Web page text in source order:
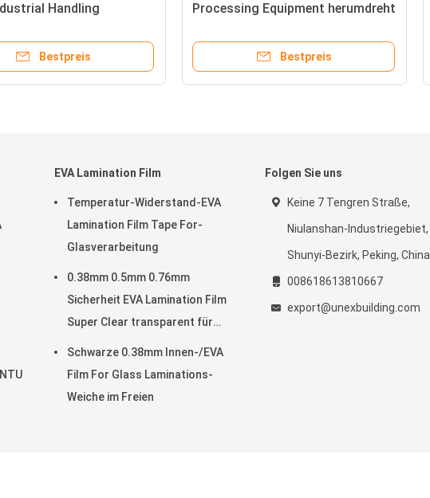
Handling
Bestpreis
Processing Equipment herumdreht
Bestpreis
EVA Lamination Film
Temperatur-Widerstand-EVA
Lamination Film Tape For-
Glasverarbeitung
0.38mm 0.5mm 0.76mm
Sicherheit EVA Lamination Film
Super Clear transparent für
Schwarze 0.38mm Innen-/EVA
Film For Glass Laminations-
Weiche im Freien
Folgen Sie uns
Keine 7 Tengren Straße,
Niulanshan-Industriegebiet,
Shunyi-Bezirk, Peking, China
008618613810667
export@unexbuilding.com